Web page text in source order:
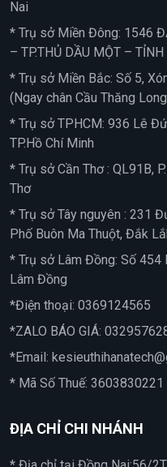
Nai
* Trụ sở Miền Đông: 1546
– TP.THỦ DẦU MỘT –
* Trụ sở Miền Bắc: Số 5,
(Ngay chân Cầu Thăng
* Trụ sở TPHCM: 936 Lê
TP.Hồ Chí Minh
* Trụ sở Cần Thơ : QL91B,
Thơ
* Trụ sở Tây nguyên : 231
Phố Buôn Ma Thuột, Đắk
* Trụ sở Lâm Đồng: Số 454
Lâm Đồng
*Điện thoại: 0369124565
*ZALO BÁO GIÁ:
*Email:
* Mã Số Thuế: 3603830221
ĐỊA CHỈ CHI NHÁNH